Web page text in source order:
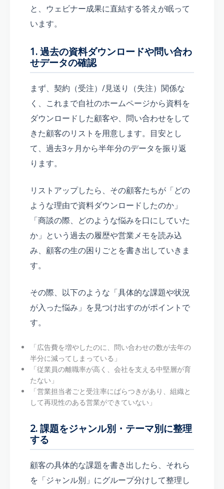
と、ウェビナー成果に直結する答えが眠って
います。
1. 過去の資料ダウンロードや問い合わ
せデータの確認
まず、契約（受注）/見送り（失注）関係な
く、これまで自社のホームページから資料を
ダウンロードした顧客や、問い合わせをして
きた顧客のリストを用意します。目安とし
て、過去3ヶ月から半年分のデータを振り返
ります。
リストアップしたら、その顧客たちが「どの
ような理由で資料ダウンロードしたのか」
「商談の際、どのような悩みを口にしていた
か」という過去の履歴や営業メモを読み込
み、顧客の生の困りごとを書き出していきま
す。
その際、以下のような「具体的な課題や状況
が入った悩み」を見つけ出すのがポイントで
す。
「広告費を増やしたのに、問い合わせの数が去年の
半分に減ってしまっている」
「従業員の離職率が高く、会社を支える中堅層が育
たない」
「営業担当者ごと受注率にばらつきがあり、組織と
して再現性のある営業ができていない」
2. 課題をジャンル別・テーマ別に整理
する
顧客の具体的な課題を書き出したら、それら
を「ジャンル別」にグループ分けして整理し